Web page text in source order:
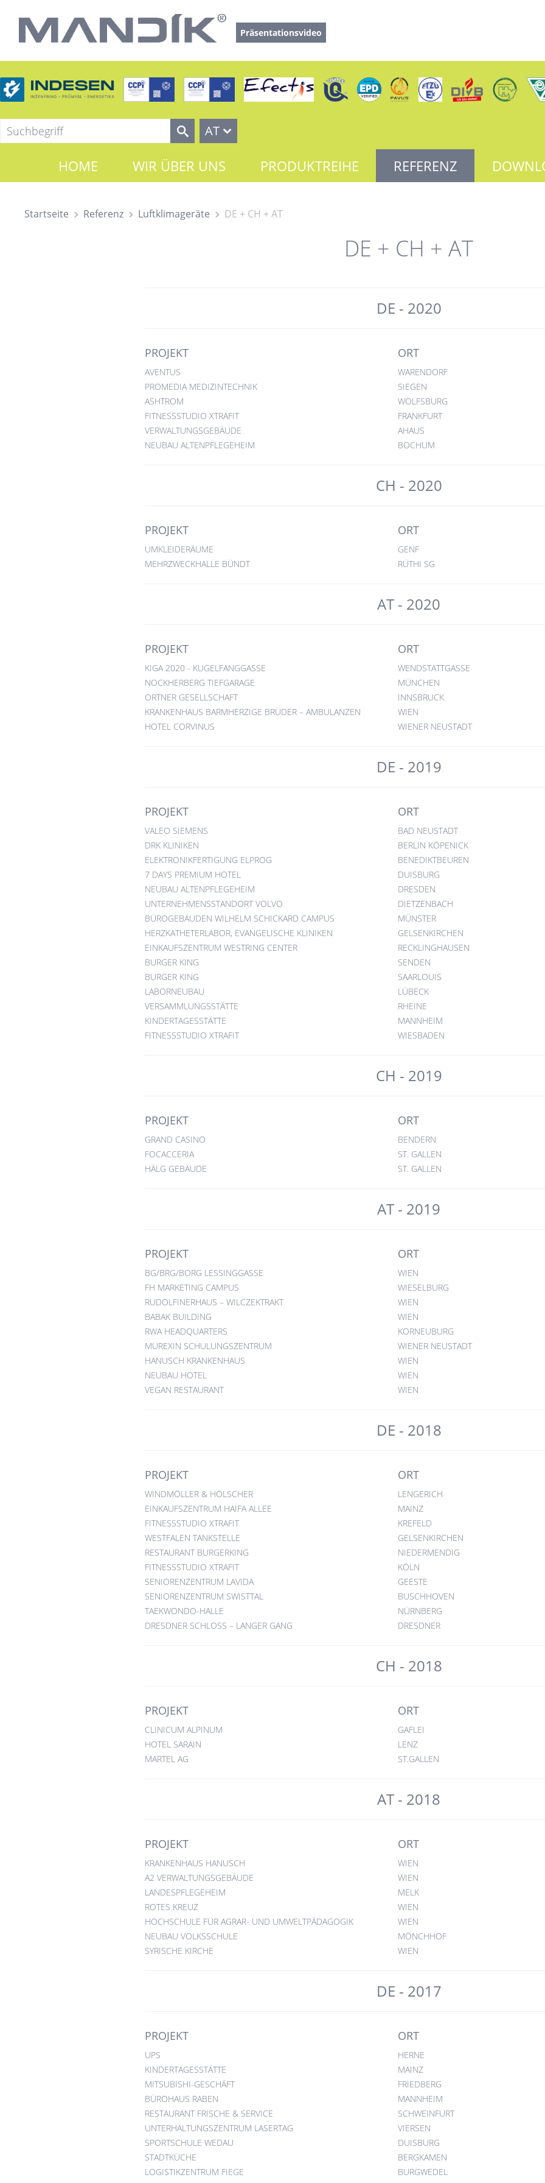
Präsentationsvideo
AT
HOME WIR ÜBER UNS PRODUKTREIHE REFERENZ
Startseite Referenz Luftklimageräte DE + CH + AT
DE + CH + AT
DE - 2020
PROJEKT ORT
AVENTUS WARENDORF
PROMEDIA MEDIZINTECHNIK
SIEGEN
ASHTROM
WOLFSBURG
FITNESSSTUDIO XTRAFIT
FRANKFURT
VERWALTUNGSGEBÄUDE
AHAUS
NEUBAU ALTENPFLEGEHEIM
BOCHUM
CH - 2020
PROJEKT ORT
UMKLEIDERÄUME GENF
MEHRZWECKHALLE BÜNDT
RÜTHI SG
AT - 2020
PROJEKT ORT
KIGA 2020 - KUGELFANGGASSE WENDSTATTGASSE
NOCKHERBERG TIEFGARAGE
MÜNCHEN
ORTNER GESELLSCHAFT
INNSBRUCK
KRANKENHAUS BARMHERZIGE BRÜDER – AMBULANZEN
WIEN
HOTEL CORVINUS
WIENER NEUSTADT
DE - 2019
PROJEKT ORT
VALEO SIEMENS BAD NEUSTADT
DRK KLINIKEN
BERLIN KÖPENICK
ELEKTRONIKFERTIGUNG ELPROG
BENEDIKTBEUREN
7 DAYS PREMIUM HOTEL
DUISBURG
NEUBAU ALTENPFLEGEHEIM
DRESDEN
UNTERNEHMENSSTANDORT VOLVO
DIETZENBACH
BÜROGEBÄUDEN WILHELM SCHICKARD CAMPUS
MÜNSTER
HERZKATHETERLABOR, EVANGELISCHE KLINIKEN
GELSENKIRCHEN
EINKAUFSZENTRUM WESTRING CENTER
RECKLINGHAUSEN
BURGER KING
SENDEN
BURGER KING
SAARLOUIS
LABORNEUBAU
LÜBECK
VERSAMMLUNGSSTÄTTE
RHEINE
KINDERTAGESSTÄTTE
MANNHEIM
FITNESSSTUDIO XTRAFIT
WIESBADEN
CH - 2019
PROJEKT ORT
GRAND CASINO BENDERN
FOCACCERIA
ST. GALLEN
HÄLG GEBÄUDE
ST. GALLEN
AT - 2019
PROJEKT ORT
BG/BRG/BORG LESSINGGASSE WIEN
FH MARKETING CAMPUS
WIESELBURG
RUDOLFINERHAUS – WILCZEKTRAKT
WIEN
BABAK BUILDING
WIEN
RWA HEADQUARTERS
KORNEUBURG
MUREXIN SCHULUNGSZENTRUM
WIENER NEUSTADT
HANUSCH KRANKENHAUS
WIEN
NEUBAU HOTEL
WIEN
VEGAN RESTAURANT
WIEN
DE - 2018
PROJEKT ORT
WINDMÖLLER & HÖLSCHER LENGERICH
EINKAUFSZENTRUM HAIFA ALLEE
MAINZ
FITNESSSTUDIO XTRAFIT
KREFELD
WESTFALEN TANKSTELLE
GELSENKIRCHEN
RESTAURANT BURGERKING
NIEDERMENDIG
FITNESSSTUDIO XTRAFIT
KÖLN
SENIORENZENTRUM LAVIDA
GEESTE
SENIORENZENTRUM SWISTTAL
BUSCHHOVEN
TAEKWONDO-HALLE
NÜRNBERG
DRESDNER SCHLOSS – LANGER GANG
DRESDNER
CH - 2018
PROJEKT ORT
CLINICUM ALPINUM GAFLEI
HOTEL SARAIN
LENZ
MARTEL AG
ST.GALLEN
AT - 2018
PROJEKT ORT
KRANKENHAUS HANUSCH WIEN
A2 VERWALTUNGSGEBÄUDE
WIEN
LANDESPFLEGEHEIM
MELK
ROTES KREUZ
WIEN
HOCHSCHULE FÜR AGRAR- UND UMWELTPÄDAGOGIK
WIEN
NEUBAU VOLKSSCHULE
MÖNCHHOF
SYRISCHE KIRCHE
WIEN
DE - 2017
PROJEKT ORT
UPS HERNE
KINDERTAGESSTÄTTE
MAINZ
MITSUBISHI-GESCHÄFT
FRIEDBERG
BÜROHAUS RABEN
MANNHEIM
RESTAURANT FRISCHE & SERVICE
SCHWEINFURT
UNTERHALTUNGSZENTRUM LASERTAG
VIERSEN
SPORTSCHULE WEDAU
DUISBURG
STADTKÜCHE
BERGKAMEN
LOGISTIKZENTRUM FIEGE
BURGWEDEL